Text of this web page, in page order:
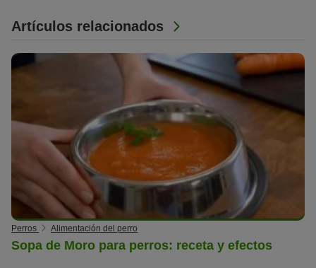
Artículos relacionados
Perros Alimentación del perro
Sopa de Moro para perros: receta y efectos